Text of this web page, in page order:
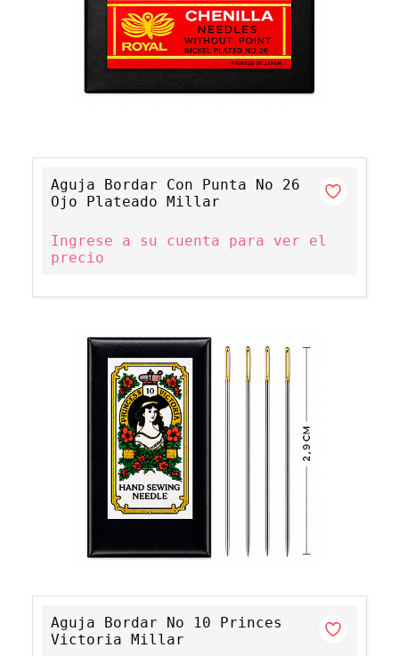
Aguja Bordar Con Punta No 26
Ojo Plateado Millar
Ingrese a su cuenta para ver el
precio
Aguja Bordar No 10 Princes
Victoria Millar